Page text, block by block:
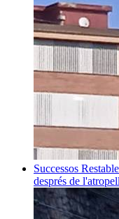
Successos
després de